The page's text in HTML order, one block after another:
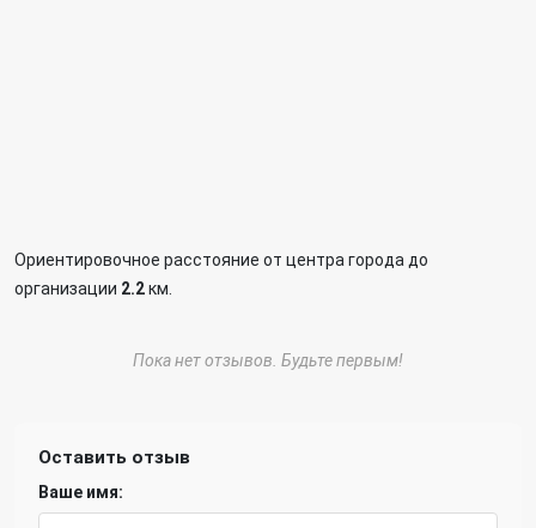
Ориентировочное расстояние от центра города до
организации 2.2км.
Пока нет отзывов. Будьте первым!
Оставить отзыв
Ваше имя: